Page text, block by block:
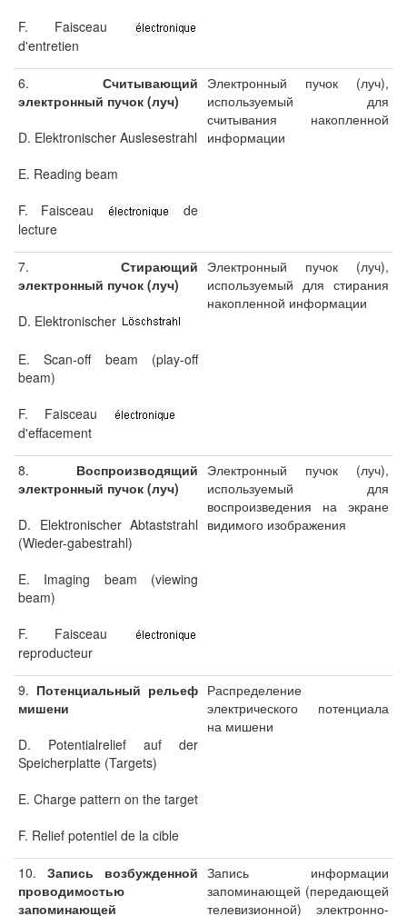
F. Faisceau
d'entretien
6. Считывающий
электронный пучок (луч)
D. Elektronischer Auslesestrahl
E. Reading beam
F. Faisceau
de
lecture
Электронный пучок (луч),
используемый для
считывания накопленной
информации
7. Стирающий
электронный пучок (луч)
D. Elektronischer
E. Scan-off beam (play-off
beam)
F. Faisceau
d'effacement
Электронный пучок (луч),
используемый для стирания
накопленной информации
8. Воспроизводящий
электронный пучок (луч)
D. Elektronischer Abtaststrahl
(Wieder-gabestrahl)
E. Imaging beam (viewing
beam)
F. Faisceau
reproducteur
Электронный пучок (луч),
используемый для
воспроизведения на экране
видимого изображения
9. Потенциальный рельеф
мишени
D. Potentialrelief auf der
Speicherplatte (Targets)
E. Charge pattern on the target
F. Relief potentiel de la cible
Распределение
электрического потенциала
на мишени
10. Запись возбужденной
проводимостью
запоминающей
Запись информации
запоминающей (передающей
телевизионной) электронно-